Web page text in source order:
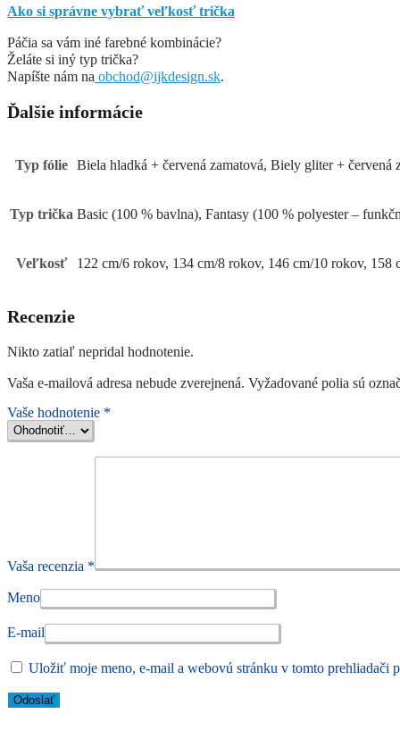
Ako si správne vybrať veľkosť trička
Páčia sa vám iné farebné kombinácie?
Želáte si iný typ trička?
Napíšte nám na obchod@ijkdesign.sk.
Ďalšie informácie
Typ fólie Biela hladká + červená zamatová, Biely gliter + červená
Typ trička Basic (100 % bavlna), Fantasy (100 % polyester –
Veľkosť 122 cm/6 rokov, 134 cm/8 rokov, 146 cm/10 rokov, 158
Recenzie
Nikto zatiaľ nepridal hodnotenie.
Vaša e-mailová adresa nebude zverejnená. Vyžadované polia sú
Vaše hodnotenie *
Vaša recenzia *
Meno
E-mail
Uložiť moje meno, e-mail a webovú stránku v tomto prehliadači